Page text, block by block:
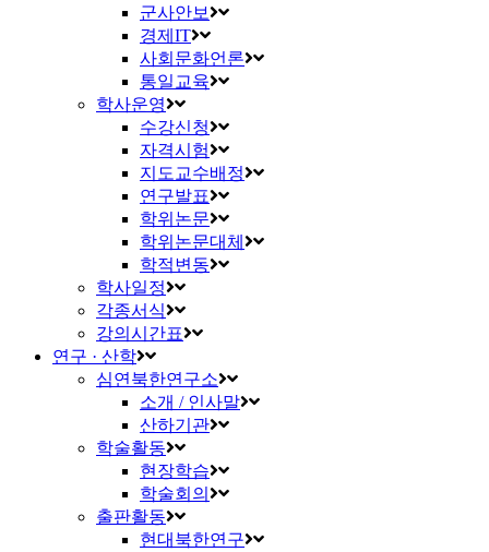
군사안보
경제IT
사회문화언론
통일교육
학사운영
수강신청
자격시험
지도교수배정
연구발표
학위논문
학위논문대체
학적변동
학사일정
각종서식
강의시간표
연구 · 산학
심연북한연구소
소개 / 인사말
산하기관
학술활동
현장학습
학술회의
출판활동
현대북한연구